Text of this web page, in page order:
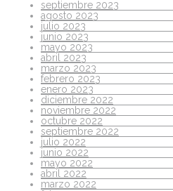
septiembre 2023
agosto 2023
julio 2023
junio 2023
mayo 2023
abril 2023
marzo 2023
febrero 2023
enero 2023
diciembre 2022
noviembre 2022
octubre 2022
septiembre 2022
julio 2022
junio 2022
mayo 2022
abril 2022
marzo 2022